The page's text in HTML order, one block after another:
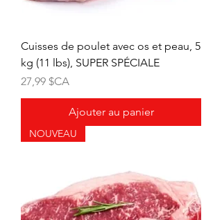
Cuisses de poulet avec os et peau, 5
kg (11 lbs), SUPER SPÉCIALE
Prix
27,99 $CA
Ajouter au panier
NOUVEAU